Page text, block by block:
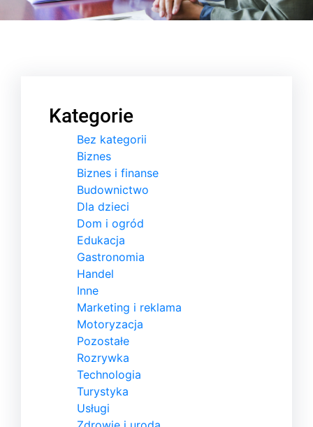
Kategorie
Bez kategorii
Biznes
Biznes i finanse
Budownictwo
Dla dzieci
Dom i ogród
Edukacja
Gastronomia
Handel
Inne
Marketing i reklama
Motoryzacja
Pozostałe
Rozrywka
Technologia
Turystyka
Usługi